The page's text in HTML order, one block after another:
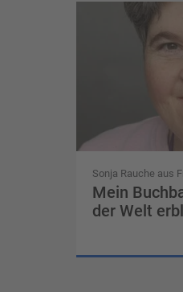
Sonja Rauche aus
Mein
der Welt